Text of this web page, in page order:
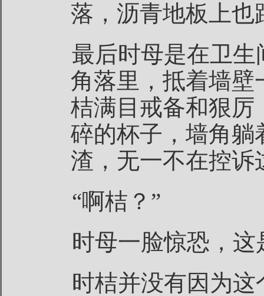
落，沥青地板上也
最后时母是在卫
角落里，抵着墙壁
桔满目戒备和狠厉
碎的杯子，墙角躺
渣，无一不在控诉
“啊桔？”
时母一脸惊恐，
时桔并没有因为